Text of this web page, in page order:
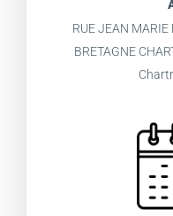
RUE JEAN MARIE
BRETAGNE